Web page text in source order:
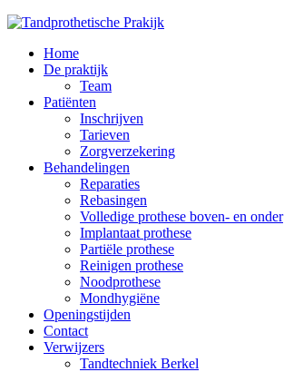
Home
De praktijk
Team
Patiënten
Inschrijven
Tarieven
Zorgverzekering
Behandelingen
Reparaties
Rebasingen
Volledige prothese boven- en onder
Implantaat prothese
Partiële prothese
Reinigen prothese
Noodprothese
Mondhygiëne
Openingstijden
Contact
Verwijzers
Tandtechniek Berkel